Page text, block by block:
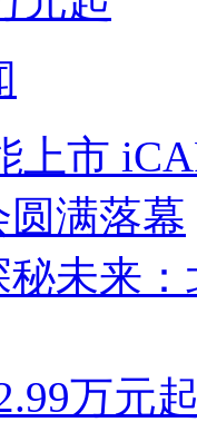
上市
满落幕
未来
万元